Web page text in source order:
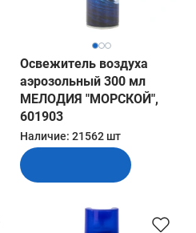
Освежитель воздуха
аэрозольный 300 мл
МЕЛОДИЯ "МОРСКОЙ",
601903
Наличие: 21562 шт